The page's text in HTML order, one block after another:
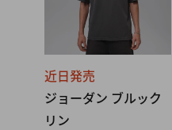
近日発売
ジョーダン ブルック
リン